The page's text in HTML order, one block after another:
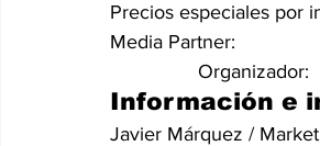
Precios especiales por
Media Partner:
Organizador:
Información e
Javier Márquez /